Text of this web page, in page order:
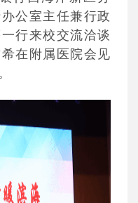
公室主任兼行政
行来校交流洽谈
在附属医院会见